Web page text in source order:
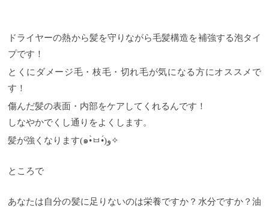
ドライヤーの熱から髪を守りながら毛髪構造を補強する泡タイ
プです！
とくにダメージ毛・枝毛・切れ毛が気になる方にオススメで
す！
傷んだ髪の表面・内部をケアしてくれるんです！
しなやかでくし通りをよくします。
髪が強くなります(๑•̀ㅂ•́)و✧
ところで
あなたは自分の髪に足りないのは栄養ですか？水分ですか？油